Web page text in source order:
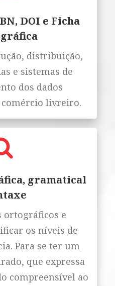
DOI e Ficha
distribuição,
e sistemas de
dos dados
livreiro.
gramatical
e
os níveis de
Para se ter um
que expressa
compreensível ao